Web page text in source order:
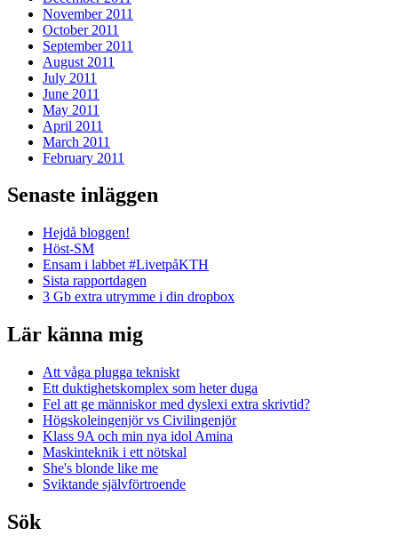
November 2011
October 2011
September 2011
August 2011
July 2011
June 2011
May 2011
April 2011
March 2011
February 2011
Senaste inläggen
Hejdå bloggen!
Höst-SM
Ensam i labbet #LivetpåKTH
Sista rapportdagen
3 Gb extra utrymme i din dropbox
Lär känna mig
Att våga plugga tekniskt
Ett duktighetskomplex som heter duga
Fel att ge människor med dyslexi extra skrivtid?
Högskoleingenjör vs Civilingenjör
Klass 9A och min nya idol Amina
Maskinteknik i ett nötskal
She's blonde like me
Sviktande självförtroende
Sök